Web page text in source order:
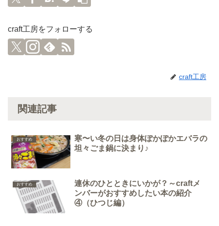
craft工房をフォローする
craft工房
関連記事
おすすめ
寒〜い冬の日は身体ぽかぽかエバラの
坦々ごま鍋に決まり♪
おすすめ
連休のひとときにいかが？～craftメ
ンバーがおすすめしたい本の紹介
④（ひつじ編）